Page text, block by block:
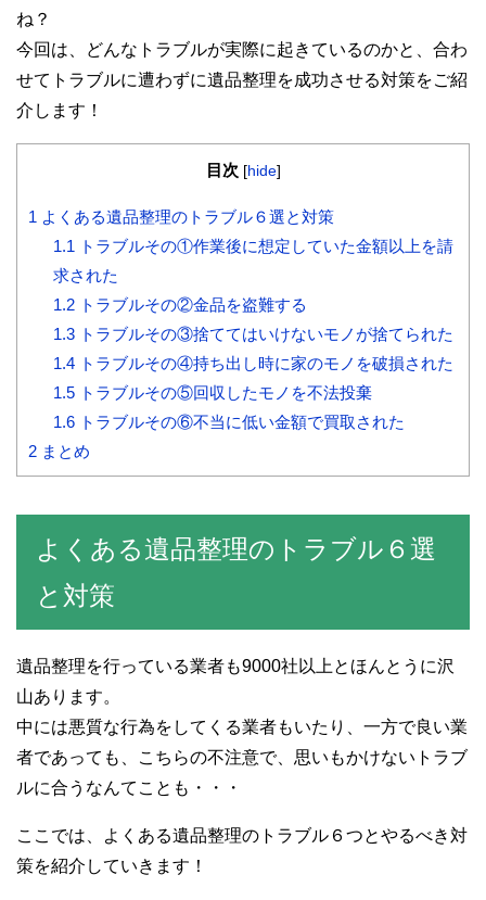
ね？
今回は、どんなトラブルが実際に起きているのかと、合わ
せてトラブルに遭わずに遺品整理を成功させる対策をご紹
介します！
目次 [hide]
1 よくある遺品整理のトラブル６選と対策
1.1 トラブルその①作業後に想定していた金額以上を請
求された
1.2トラブルその②金品を盗難する
1.3トラブルその③捨ててはいけないモノが捨てられた
1.4トラブルその④持ち出し時に家のモノを破損された
1.5トラブルその⑤回収したモノを不法投棄
1.6トラブルその⑥不当に低い金額で買取された
2 まとめ
よくある遺品整理のトラブル６選
と対策
遺品整理を行っている業者も9000社以上とほんとうに沢
山あります。
中には悪質な行為をしてくる業者もいたり、一方で良い業
者であっても、こちらの不注意で、思いもかけないトラブ
ルに合うなんてことも・・・
ここでは、よくある遺品整理のトラブル６つとやるべき対
策を紹介していきます！